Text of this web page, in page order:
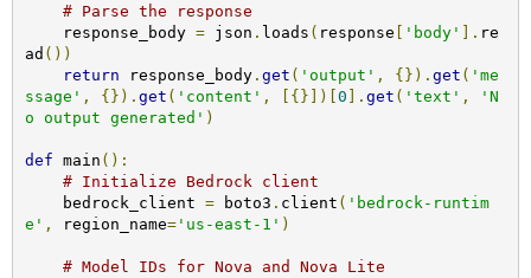
# Parse the response
    response_body
= json . loads ( response 'body' ]. re
ad ())
return response_body. get ( 'output' , {}). get ( 'me
ssage' , {}). get ( 'content' , [{}])[ 0 ]. get ( 'text' ,
'N
o output generated' )
def main ():
# Initialize Bedrock client
    bedrock_client
= boto3 . client ( 'bedrock-runtim
e' , region_name='us-east-1' )
# Model IDs for Nova and Nova Lite